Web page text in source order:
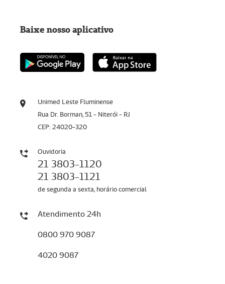
Unimed Leste Fluminense
Rua Dr. Borman, 51 - Niterói - RJ
CEP: 24020-320
Ouvidoria
21 3803-1120
21 3803-1121
de segunda a sexta, horário comercial
Atendimento 24h
0800 970 9087
4020 9087
Baixe nosso aplicativo